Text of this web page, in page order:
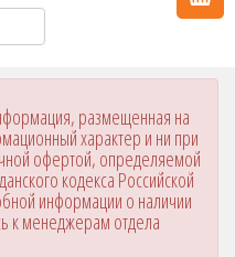
размещенная на
характер и ни при
офертой, определяемой
кодекса Российской
информации о наличии
к менеджерам отдела